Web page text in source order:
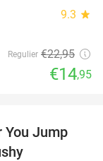
9.3 star
Regulier €22,95
€14,95
61%
Jump